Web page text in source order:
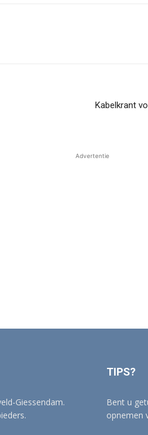
Kabelkrant
Advertentie
Giessendam.
TIPS?
Bent u
opnemen